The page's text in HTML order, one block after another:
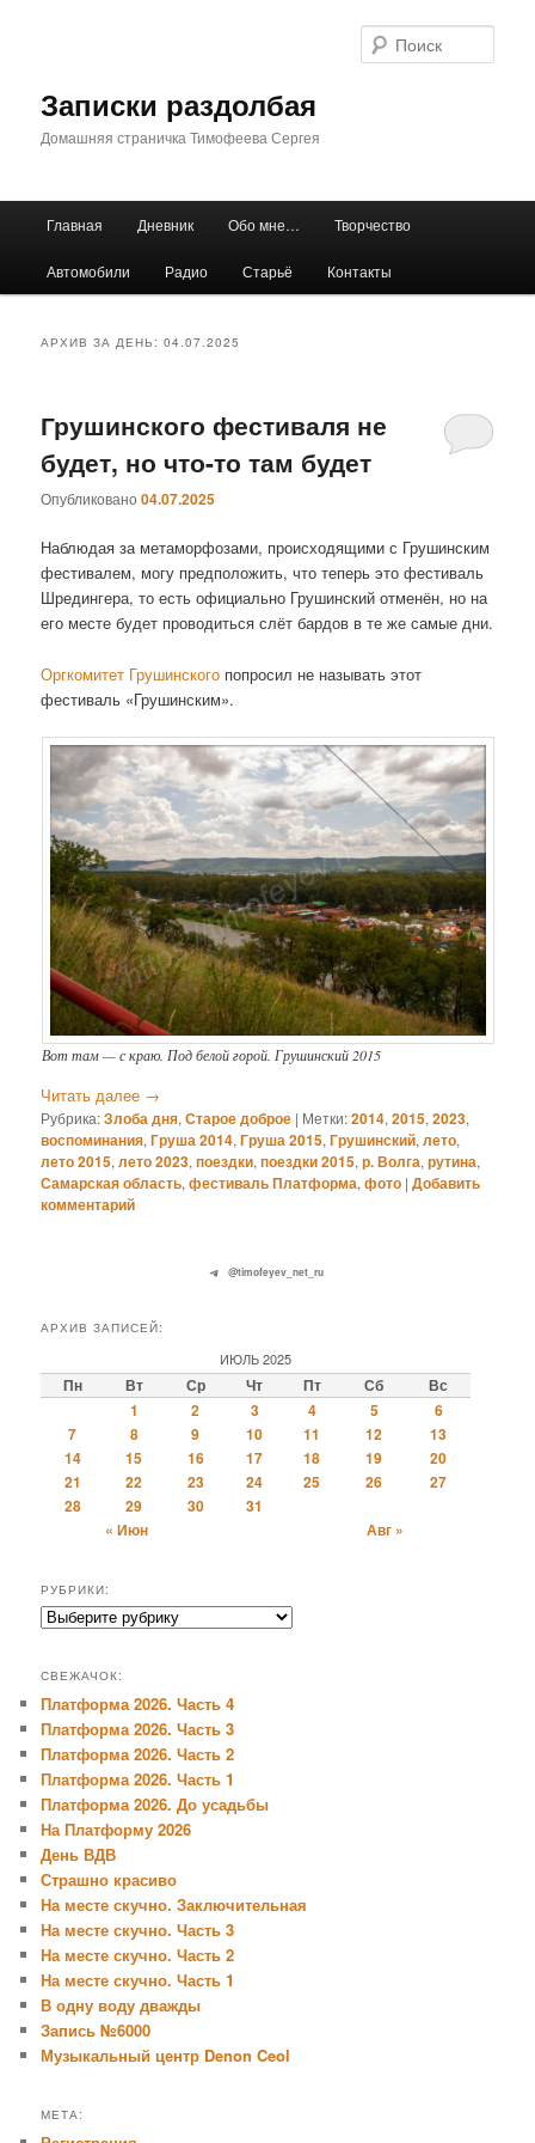
Записки раздолбая
Домашняя страничка Тимофеева Сергея
Главная Дневник Обо мне… Творчество
Автомобили Радио Старьё Контакты
АРХИВ ЗА ДЕНЬ:04.07.2025
Грушинского фестиваля не
будет, но что-то там будет
Опубликовано04.07.2025
Наблюдая за метаморфозами, происходящими с Грушинским
фестивалем, могу предположить, что теперь это фестиваль
Шредингера, то есть официально Грушинский отменён, но на
его месте будет проводиться слёт бардов в те же самые дни.
Оргкомитет Грушинского попросил не называть этот
фестиваль «Грушинским».
Вот там — с краю. Под белой горой. Грушинский 2015
Читать далее →
Рубрика:Злоба дня,Старое доброе | Метки:2014,2015,2023,
воспоминания,Груша 2014,Груша 2015,Грушинский,лето,
лето 2015,лето 2023,поездки,поездки 2015,р. Волга,рутина,
Самарская область,фестиваль Платформа,фото |Добавить
комментарий
@timofeyev_net_ru
АРХИВ ЗАПИСЕЙ:
ИЮЛЬ 2025
Пн Вт Ср Чт Пт Сб
Вс
1
2 3 4 5
6
7
8 9 10 11 12
13
14
15 16 17 18 19
20
21
22 23 24 25 26
27
28
29 30
31
« Июн
Авг »
РУБРИКИ:
Рубрики:
СВЕЖАЧОК:
Платформа 2026. Часть 4
Платформа 2026. Часть 3
Платформа 2026. Часть 2
Платформа 2026. Часть 1
Платформа 2026. До усадьбы
На Платформу 2026
День ВДВ
Страшно красиво
На месте скучно. Заключительная
На месте скучно. Часть 3
На месте скучно. Часть 2
На месте скучно. Часть 1
В одну воду дважды
Запись №6000
Музыкальный центр Denon Ceol
МЕТА: